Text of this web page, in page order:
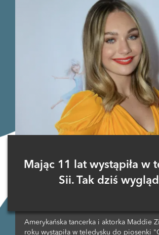
Mając 11 lat wystąpiła w
Sii. Tak dziś
Amerykańska tancerka i aktorka Maddie
roku wystąpiła w teledysku do piosenki